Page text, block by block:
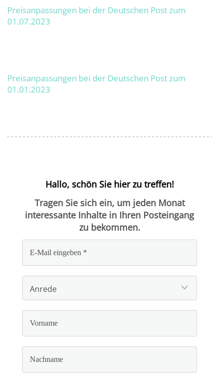
Preisanpassungen bei der Deutschen Post zum
01.07.2023
Preisanpassungen bei der Deutschen Post zum
01.01.2023
Hallo, schön Sie hier zu treffen!
Tragen Sie sich ein, um jeden Monat
interessante Inhalte in Ihren Posteingang
zu bekommen.